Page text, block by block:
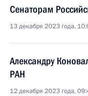
Сенаторам
13 декабря 2023 года,
Александру
РАН
12 декабря 2023 года,